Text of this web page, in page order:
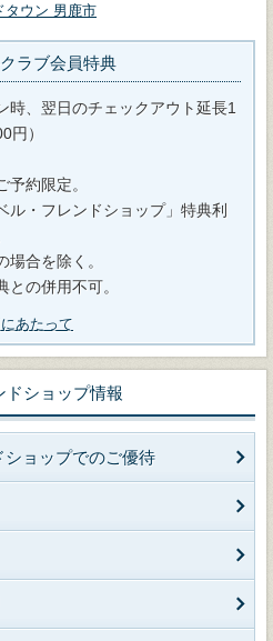
タウン 男鹿市
ラブ会員特典
時、翌日のチェックアウト延長1
円）
約限定。
・フレンドショップ」特典利
合を除く。
の併用不可。
あたって
ドショップ情報
ョップでのご優待